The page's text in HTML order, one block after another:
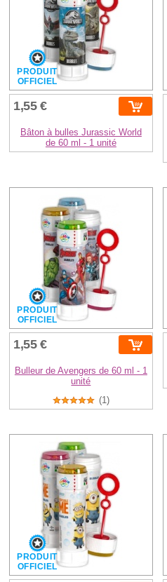
PRODUIT
OFFICIEL
1,55 €
Bâton à bulles Jurassic World
de 60 ml - 1 unité
PRODUIT
OFFICIEL
1,55 €
Bulleur de Avengers de 60 ml - 1
unité
(1)
PRODUIT
OFFICIEL